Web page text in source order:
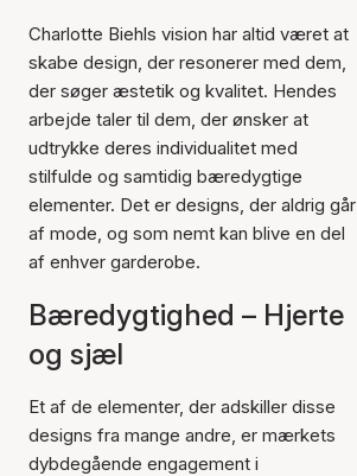
Charlotte Biehls vision har altid været at
skabe design, der resonerer med dem,
der søger æstetik og kvalitet. Hendes
arbejde taler til dem, der ønsker at
udtrykke deres individualitet med
stilfulde og samtidig bæredygtige
elementer. Det er designs, der aldrig går
af mode, og som nemt kan blive en del
af enhver garderobe.
Bæredygtighed – Hjerte
og sjæl
Et af de elementer, der adskiller disse
designs fra mange andre, er mærkets
dybdegående engagement i